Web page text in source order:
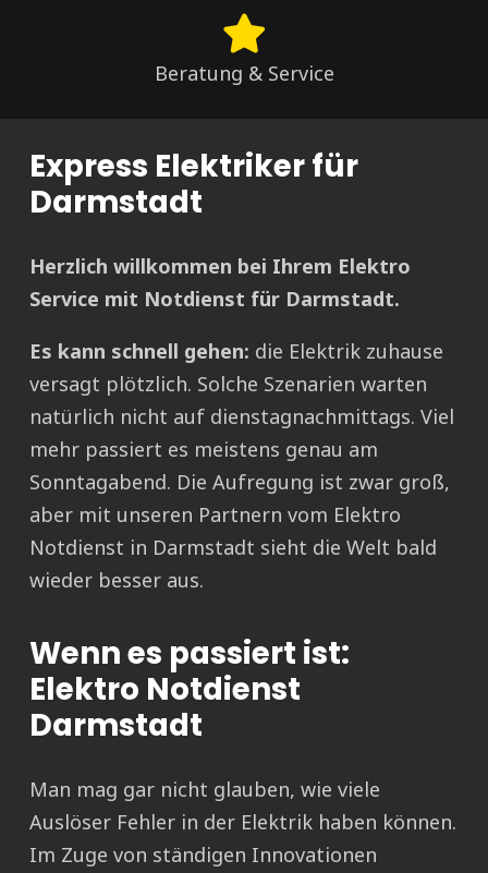
Beratung & Service
Express Elektriker für
Darmstadt
Herzlich willkommen bei Ihrem Elektro
Service mit Notdienst für Darmstadt.
Es kann schnell gehen: die Elektrik zuhause
versagt plötzlich. Solche Szenarien warten
natürlich nicht auf dienstagnachmittags. Viel
mehr passiert es meistens genau am
Sonntagabend. Die Aufregung ist zwar groß,
aber mit unseren Partnern vom Elektro
Notdienst in Darmstadt sieht die Welt bald
wieder besser aus.
Wenn es passiert ist:
Elektro Notdienst
Darmstadt
Man mag gar nicht glauben, wie viele
Auslöser Fehler in der Elektrik haben können.
Im Zuge von ständigen Innovationen